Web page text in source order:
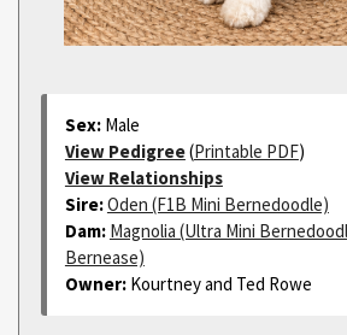
Sex: Male
View Pedigree(Printable PDF)
View Relationships
Sire:Oden (F1B Mini Bernedoodle)
Dam: Magnolia (Ultra Mini
Bernease)
Owner: Kourtney and Ted Rowe